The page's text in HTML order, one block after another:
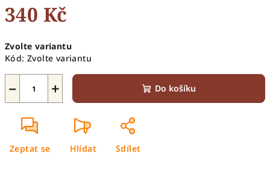
340 Kč
cena:
Zvolte variantu
Kód: Zvolte variantu
+
− Do košíku
Zeptat se Hlídat Sdílet